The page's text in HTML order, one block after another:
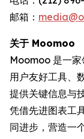
邮箱：
关于 Moomoo
Moomoo 是一家
用户友好工具、
提供关键信息与
凭借先进图表工
同进步，营造一